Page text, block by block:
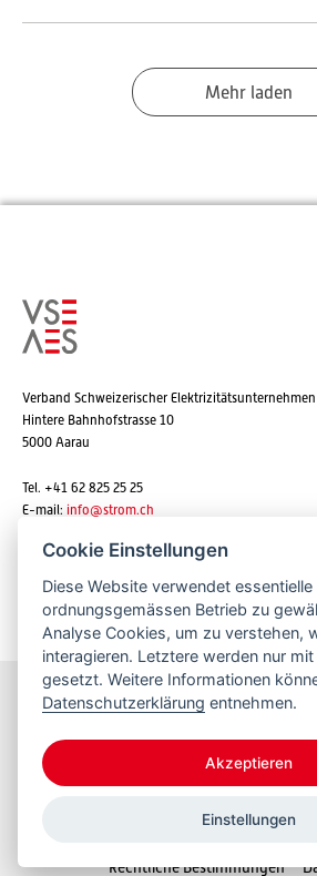
Mehr laden
Verband Schweizerischer Elektrizitätsunternehmen
Hintere Bahnhofstrasse 10
5000 Aarau
Tel. +41 62 825 25 25
E-mail: info@strom.ch
Newsletter
Bleiben Sie
© 2026 VSE
Rechtliche Bestimmungen
Cookie Einstellungen
Diese Website verwendet
ordnungsgemässen Betrieb zu
Analyse Cookies, um zu verstehen,
interagieren. Letztere werden nur
gesetzt. Weitere Informationen
Datenschutzerklärung entnehmen.
Akzeptieren
Einstellungen